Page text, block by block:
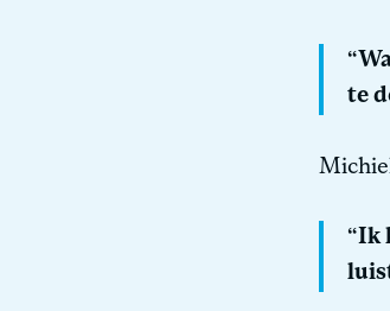
te
“Ik